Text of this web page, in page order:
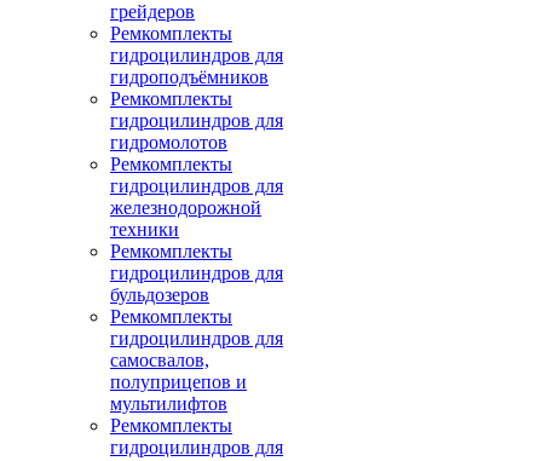
грейдеров
Ремкомплекты
гидроцилиндров для
гидроподъёмников
Ремкомплекты
гидроцилиндров для
гидромолотов
Ремкомплекты
гидроцилиндров для
железнодорожной
техники
Ремкомплекты
гидроцилиндров для
бульдозеров
Ремкомплекты
гидроцилиндров для
самосвалов,
полуприцепов и
мультилифтов
Ремкомплекты
гидроцилиндров для